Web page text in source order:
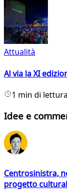
Attualità
Al via la XI
1 min di lettura
Idee e
Centrosinistra,
progetto